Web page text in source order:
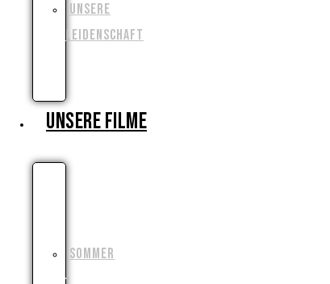
UNSERE
LEIDENSCHAFT
UNSERE FILME
SOMMER
–